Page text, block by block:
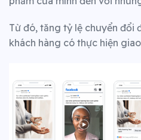
Từ đó, tăng tỷ lệ chuyển đổi
khách hàng có thực hiện